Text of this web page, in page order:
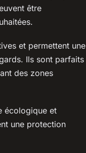
être
et permettent une
Ils sont parfaits
des zones
écologique et
une protection